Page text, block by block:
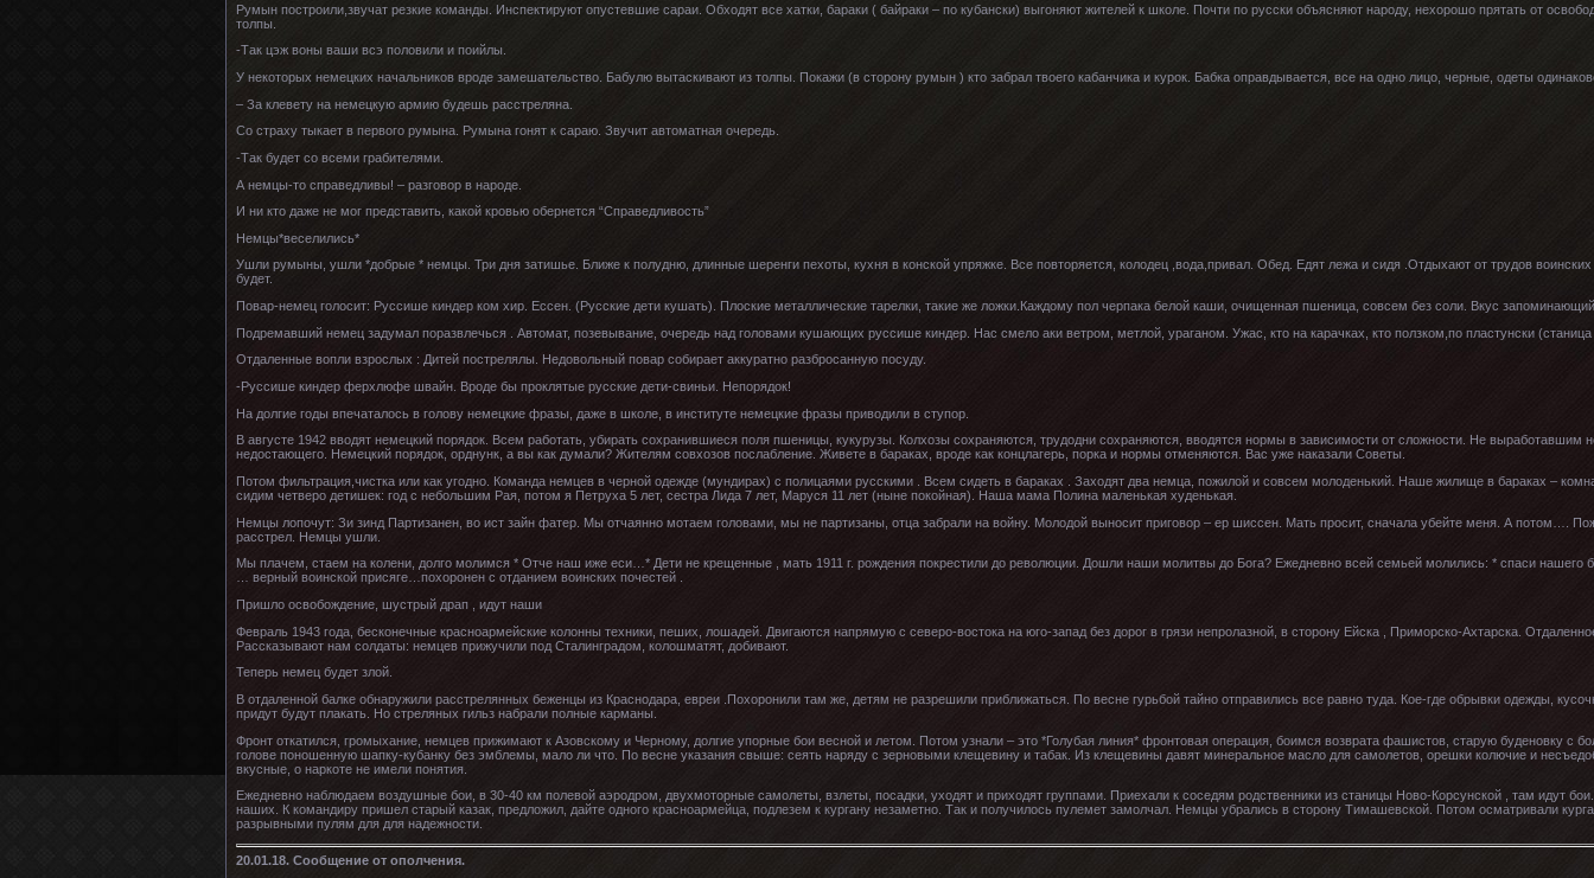
Румын построили,звучат резкие команды. Инспектируют опустевшие сараи. Обходят все хатки, бараки ( байраки – по кубански) выгоняют жителей к школе. Почти по русски объясняют народу, нехорошо прятать от
толпы.
-Так цэж воны ваши всэ половили и поийлы.
У некоторых немецких начальников вроде замешательство. Бабулю вытаскивают из толпы. Покажи (в сторону румын ) кто забрал твоего кабанчика и курок. Бабка оправдывается, все на одно лицо, черные, одеты
– За клевету на немецкую армию будешь расстреляна.
Со страху тыкает в первого румына. Румына гонят к сараю. Звучит автоматная очередь.
-Так будет со всеми грабителями.
А немцы-то справедливы! – разговор в народе.
И ни кто даже не мог представить, какой кровью обернется “Справедливость”
Немцы*веселились*
Ушли румыны, ушли *добрые * немцы. Три дня затишье. Ближе к полудню, длинные шеренги пехоты, кухня в конской упряжке. Все повторяется, колодец ,вода,привал. Обед. Едят лежа и сидя .Отдыхают от трудов
будет.
Повар-немец голосит: Руссише киндер ком хир. Ессен. (Русские дети кушать). Плоские металлические тарелки, такие же ложки.Каждому пол черпака белой каши, очищенная пшеница, совсем без соли. Вкус
Подремавший немец задумал поразвлечься . Автомат, позевывание, очередь над головами кушающих руссише киндер. Нас смело аки ветром, метлой, ураганом. Ужас, кто на карачках, кто ползком,по пластунски
Отдаленные вопли взрослых : Дитей пострелялы. Недовольный повар собирает аккуратно разбросанную посуду.
-Руссише киндер ферхлюфе швайн. Вроде бы проклятые русские дети-свиньи. Непорядок!
На долгие годы впечаталось в голову немецкие фразы, даже в школе, в институте немецкие фразы приводили в ступор.
В августе 1942 вводят немецкий порядок. Всем работать, убирать сохранившиеся поля пшеницы, кукурузы. Колхозы сохраняются, трудодни сохраняются, вводятся нормы в зависимости от сложности. Не
недостающего. Немецкий порядок, орднунк, а вы как думали? Жителям совхозов послабление. Живете в бараках, вроде как концлагерь, порка и нормы отменяются. Вас уже наказали Советы.
Потом фильтрация,чистка или как угодно. Команда немцев в черной одежде (мундирах) с полицаями русскими . Всем сидеть в бараках . Заходят два немца, пожилой и совсем молоденький. Наше жилище в бараках –
сидим четверо детишек: год с небольшим Рая, потом я Петруха 5 лет, сестра Лида 7 лет, Маруся 11 лет (ныне покойная). Наша мама Полина маленькая худенькая.
Немцы лопочут: Зи зинд Партизанен, во ист зайн фатер. Мы отчаянно мотаем головами, мы не партизаны, отца забрали на войну. Молодой выносит приговор – ер шиссен. Мать просит, сначала убейте меня. А потом….
расстрел. Немцы ушли.
Мы плачем, стаем на колени, долго молимся * Отче наш иже еси…* Дети не крещенные , мать 1911 г. рождения покрестили до революции. Дошли наши молитвы до Бога? Ежедневно всей семьей молились: * спаси нашего
… верный воинской присяге…похоронен с отданием воинских почестей .
Пришло освобождение, шустрый драп , идут наши
Февраль 1943 года, бесконечные красноармейские колонны техники, пеших, лошадей. Двигаются напрямую с северо-востока на юго-запад без дорог в грязи непролазной, в сторону Ейска , Приморско-Ахтарска.
Рассказывают нам солдаты: немцев прижучили под Сталинградом, колошматят, добивают.
Теперь немец будет злой.
В отдаленной балке обнаружили расстрелянных беженцы из Краснодара, евреи .Похоронили там же, детям не разрешили приближаться. По весне гурьбой тайно отправились все равно туда. Кое-где обрывки одежды,
придут будут плакать. Но стреляных гильз набрали полные карманы.
Фронт откатился, громыхание, немцев прижимают к Азовскому и Черному, долгие упорные бои весной и летом. Потом узнали – это *Голубая линия* фронтовая операция, боимся возврата фашистов, старую буденовку с
голове поношенную шапку-кубанку без эмблемы, мало ли что. По весне указания свыше: сеять наряду с зерновыми клещевину и табак. Из клещевины давят минеральное масло для самолетов, орешки колючие и
вкусные, о наркоте не имели понятия.
Ежедневно наблюдаем воздушные бои, в 30-40 км полевой аэродром, двухмоторные самолеты, взлеты, посадки, уходят и приходят группами. Приехали к соседям родственники из станицы Ново-Корсунской , там идут
наших. К командиру пришел старый казак, предложил, дайте одного красноармейца, подлезем к кургану незаметно. Так и получилось пулемет замолчал. Немцы убрались в сторону Тимашевской. Потом осматривали
разрывными пулям для для надежности.
20.01.18. Сообщение от ополчения.